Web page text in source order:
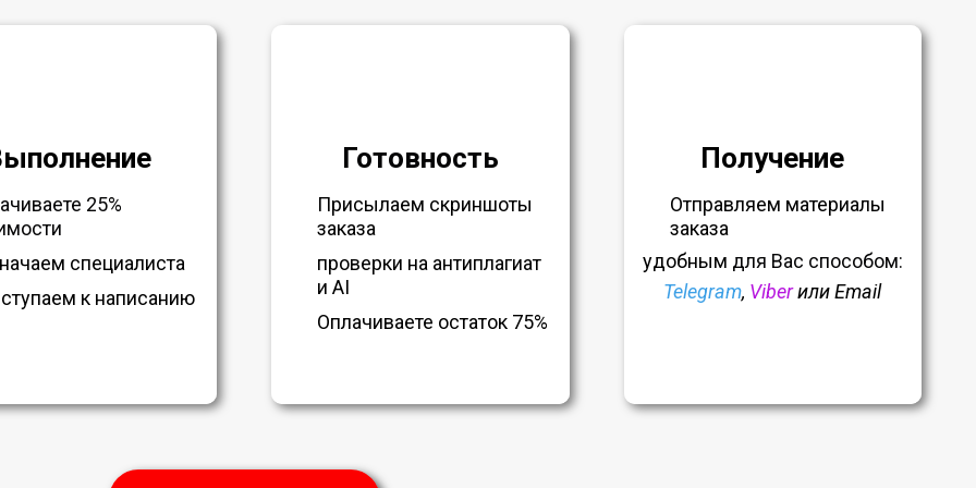
25%
специалиста
к написанию
Готовность
Присылаем скриншоты
заказа
проверки на антиплагиат
и AI
Оплачиваете остаток 75%
Получение
Отправляем материалы
заказа
удобным для Вас способом:
Telegram, Viberили Email